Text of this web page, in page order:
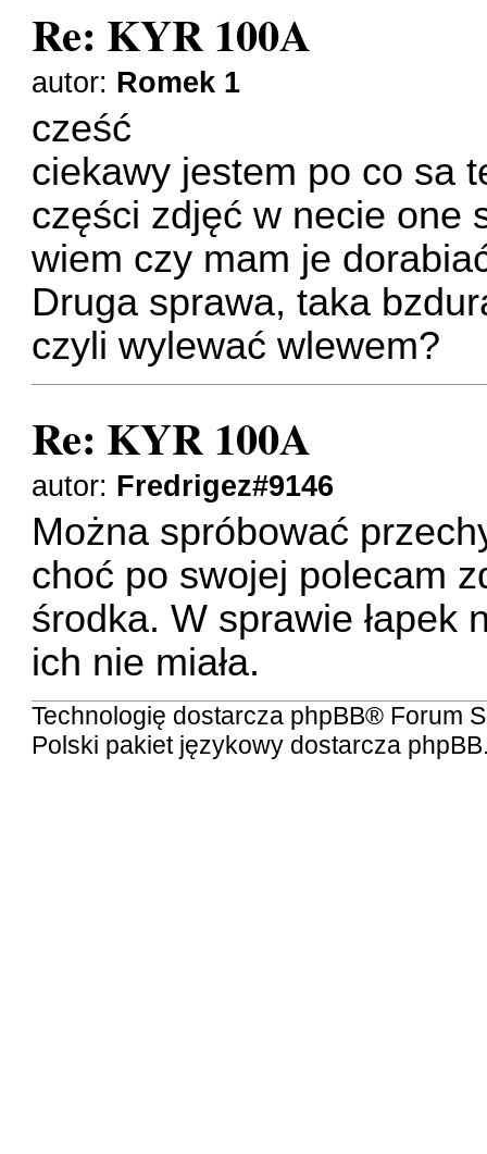
Re: KYR 100A
autor: Romek 1
cześć
ciekawy jestem po co sa
części zdjęć w necie one
wiem czy mam je
Druga sprawa, taka
czyli wylewać wlewem?
Re: KYR 100A
autor: Fredrigez#9146
Można spróbować
choć po swojej polecam
środka. W sprawie łapek
ich nie miała.
Technologię dostarcza phpBB® Forum
Polski pakiet językowy dostarcza